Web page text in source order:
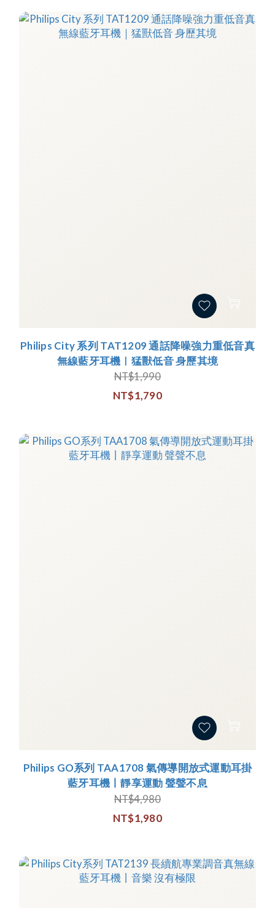
Philips City 系列 TAT1209 通話降噪強力重低音真
無線藍牙耳機｜猛獸低音 身歷其境
NT$1,990
NT$1,790
Philips GO系列 TAA1708 氣傳導開放式運動耳掛
藍牙耳機丨靜享運動 聲聲不息
NT$4,980
NT$1,980